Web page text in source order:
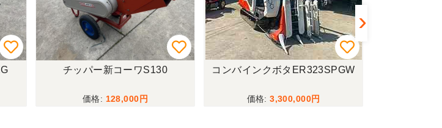
チッパー新コーワS130
128,000
コンバインクボタER323SPGW
3,300,000